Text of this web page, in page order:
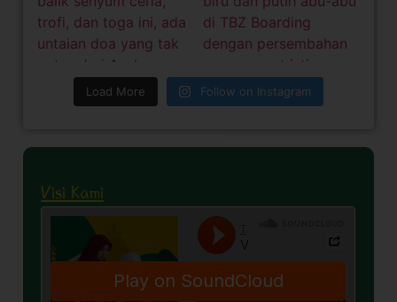
Load More Follow on Instagram
Visi Kami